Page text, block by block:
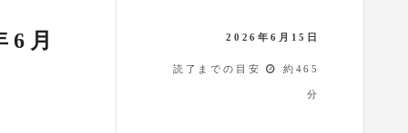
月 2026年6月15日
読了までの目安 約465
分